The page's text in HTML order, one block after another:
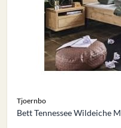
Tjoernbo
Bett Tennessee Wildeiche